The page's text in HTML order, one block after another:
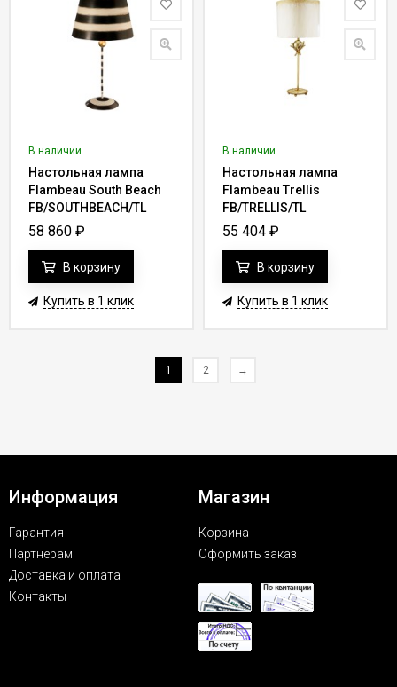
В наличии
Настольная лампа
Flambeau South Beach
FB/SOUTHBEACH/TL
58 860 ₽
В корзину
Купить в 1 клик
В наличии
Настольная лампа
Flambeau Trellis
FB/TRELLIS/TL
55 404 ₽
В корзину
Купить в 1 клик
1 2 →
Информация
Гарантия
Партнерам
Доставка и оплата
Контакты
Магазин
Корзина
Оформить заказ